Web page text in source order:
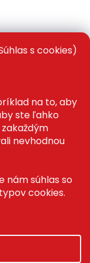
s cookies)
na to, aby
ste ľahko
nevhodnou
nám súhlas so
cookies.
vyhradené.